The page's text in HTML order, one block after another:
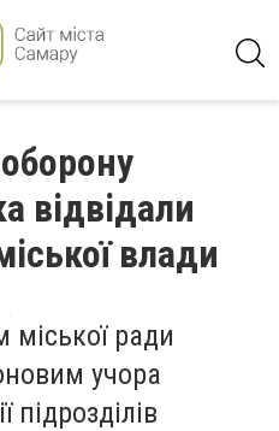
відвідали
влади
міської ради
учора
підрозділів